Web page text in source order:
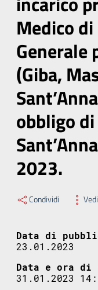
Medico
Generale
(Giba,
obbligo
2023.
Condividi
Data di
23.01.2023
Data e ora di
31.01.2023